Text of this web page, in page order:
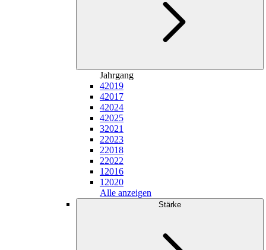
Jahrgang
42019
42017
42024
42025
32021
22023
22018
22022
1 2016
1 2020
Alle anzeigen
Stärke